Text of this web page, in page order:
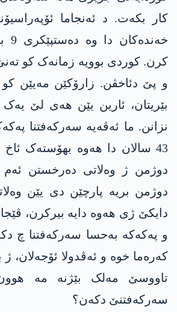
کار بکەت. د ئەنجاما
کرن. کوردی بوویە زمانەک کو
و پێ دئاخڤن. زارۆکێن مەیێن کو
بێریتان، ئارین یێن هەی لێ
نزانن. ما ئەڤەیە سەرکەفتنا
43 سالان دا هەوە بھۆستەک
دوژمن ژ وەلاتی دەرخستن ئەم
دوژمن بریە پارچێن دی یێن
دایکێ ژی هەوە دایە بیرکرن،
و پەکەکە بەحسا سەرکەفتنا چ
کەرەما خوە و ئەڤدولا ئۆجەلان،
تاووسێ مەلک بێژنە مە
سەرکەفتنێ دکەن؟